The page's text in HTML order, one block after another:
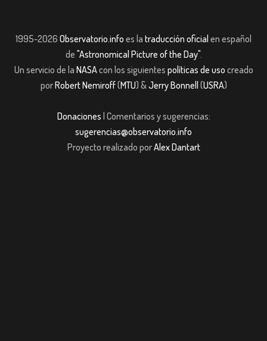
1995-2026 Observatorio.info es la traducción oficial en español
de "Astronomical Picture of the Day".
Un servicio de la NASAcon los siguientes políticas de uso creado
porRobert Nemiroff(MTU) &Jerry Bonnell (USRA)
Donaciones | Comentarios y sugerencias:
sugerencias@observatorio.info
Proyecto realizado porAlex Dantart